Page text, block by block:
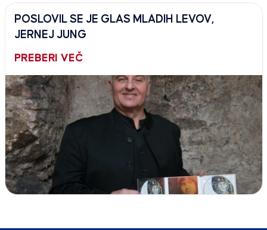
POSLOVIL SE JE GLAS MLADIH LEVOV,
JERNEJ JUNG
PREBERI VEČ